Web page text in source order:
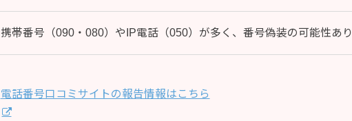
携帯番号（090・080）やIP電話（050）が多く、番号偽装の可能性あり
電話番号口コミサイトの報告情報はこちら